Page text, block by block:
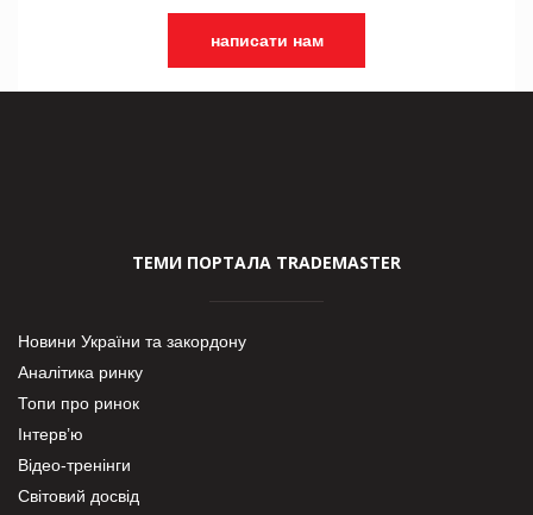
написати нам
ТЕМИ ПОРТАЛА TRADEMASTER
Новини України та закордону
Аналітика ринку
Топи про ринок
Інтерв’ю
Відео-тренінги
Світовий досвід